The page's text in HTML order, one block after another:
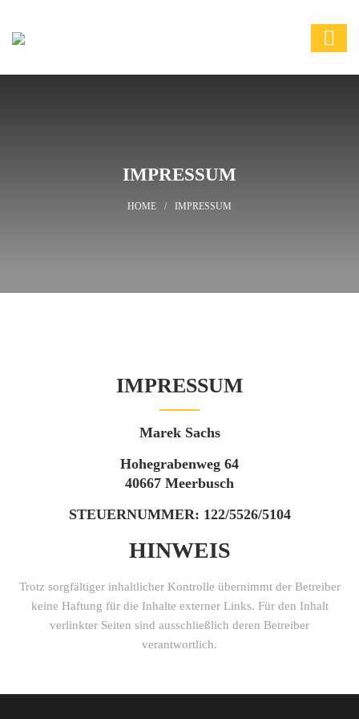
IMPRESSUM
IMPRESSUM
IMPRESSUM
Marek Sachs
Hohegrabenweg 64
40667 Meerbusch
STEUERNUMMER: 122/5526/5104
HINWEIS
Trotz sorgfältiger inhaltlicher Kontrolle übernimmt der Betreiber
keine Haftung für die Inhalte externer Links. Für den Inhalt
verlinkter Seiten sind ausschließlich deren Betreiber
verantwortlich.